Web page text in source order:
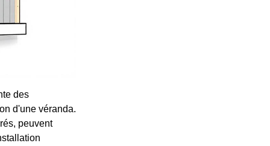
des
d'une véranda.
peuvent